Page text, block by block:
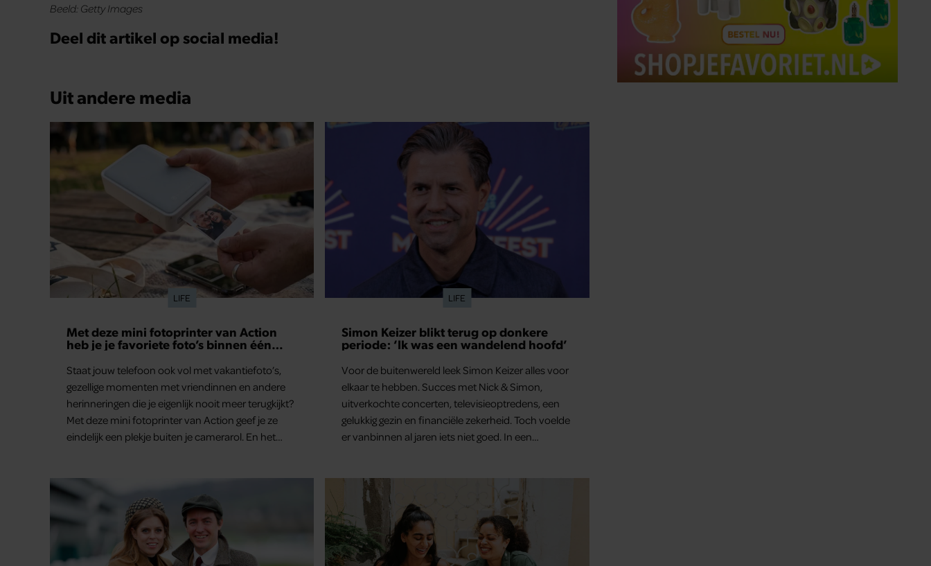
Beeld: Getty Images
Deel dit artikel op social media!
Uit andere media
LIFE
Met deze mini fotoprinter van Action
heb je je favoriete foto’s binnen één
Staat jouw telefoon ook vol met vakantiefoto’s,
gezellige momenten met vriendinnen en andere
herinneringen die je eigenlijk nooit meer terugkijkt?
Met deze mini fotoprinter van Action geef je ze
eindelijk een plekje buiten je camerarol. En het
LIFE
Simon Keizer blikt terug op donkere
periode: ‘Ik was een wandelend hoofd’
Voor de buitenwereld leek Simon Keizer alles voor
elkaar te hebben. Succes met Nick & Simon,
uitverkochte concerten, televisieoptredens, een
gelukkig gezin en financiële zekerheid. Toch voelde
er vanbinnen al jaren iets niet goed. In een
steeds verder van zijn gevoel verwijderd raakte.